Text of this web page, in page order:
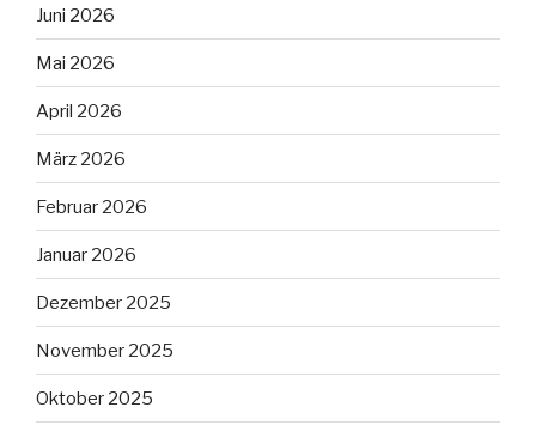
Juni 2026
Mai 2026
April 2026
März 2026
Februar 2026
Januar 2026
Dezember 2025
November 2025
Oktober 2025